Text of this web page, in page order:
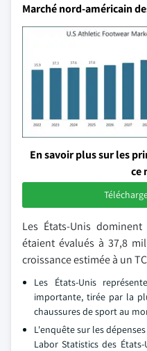
Marché nord-américain
En savoir plus sur les
ce
Les États-Unis
étaient évalués à 37,8
croissance estimée à un
Les États-Unis
importante, tirée par la
chaussures de sport au
L'enquête sur les
Labor Statistics des